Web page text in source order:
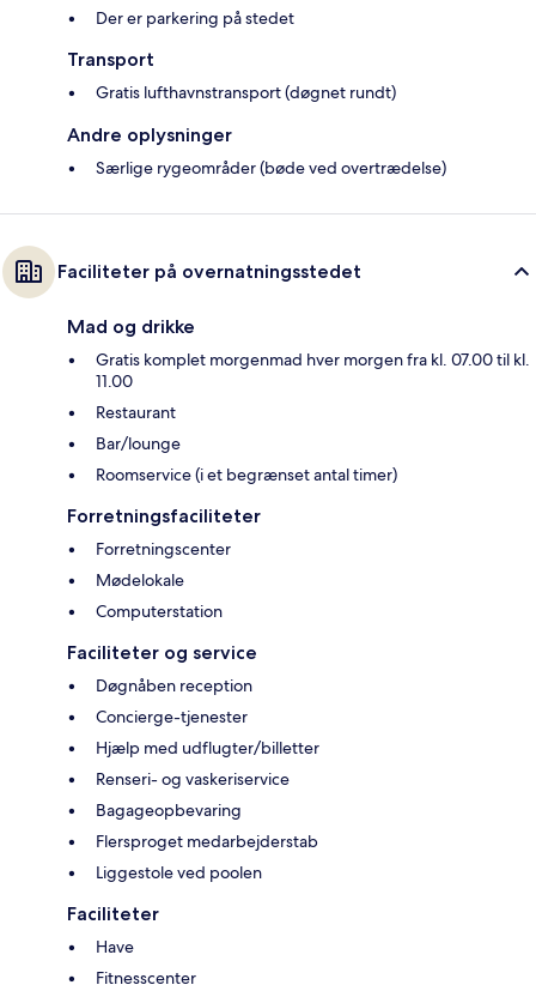
Der er parkering på stedet
Transport
Gratis lufthavnstransport (døgnet rundt)
Andre oplysninger
Særlige rygeområder (bøde ved overtrædelse)
Faciliteter på overnatningsstedet
Mad og drikke
Gratis komplet morgenmad hver morgen fra kl. 07.00 til kl.
11.00
Restaurant
Bar/lounge
Roomservice (i et begrænset antal timer)
Forretningsfaciliteter
Forretningscenter
Mødelokale
Computerstation
Faciliteter og service
Døgnåben reception
Concierge-tjenester
Hjælp med udflugter/billetter
Renseri- og vaskeriservice
Bagageopbevaring
Flersproget medarbejderstab
Liggestole ved poolen
Faciliteter
Have
Fitnesscenter